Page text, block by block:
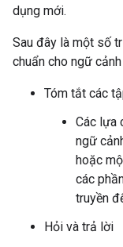
dụng mới.
Sau đây là một số
chuẩn cho ngữ
Tóm tắt các
Các lựa
ngữ
hoặc
các
truyền
Hỏi và trả lời